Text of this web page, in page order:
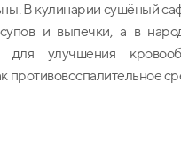
В кулинарии сушёный
и выпечки, а в
для улучшения
противовоспалительное